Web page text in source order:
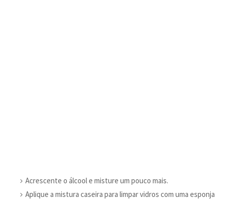
Acrescente o álcool e misture um pouco mais.
Aplique a mistura caseira para limpar vidros com uma esponja